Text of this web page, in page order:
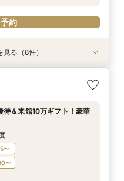
約
心躍る花嫁の第一歩♪ゆっ
〜
約
婚＆パパママキッズ婚に◎
〜
約
ェフ渾身コース試食＆おも
〜
約
ア】会場見学＆相談会*初見
〜
約
ット”と過ごす挙式＆披露
〜
約
ン相談会】スマホで簡単！
〜
約
貸切邸宅で叶える少人数ウ
〜
約
テーマ設定で叶える充実の
〜
約
る（8件）
待＆来館10万ギフト！豪華
〜
〜